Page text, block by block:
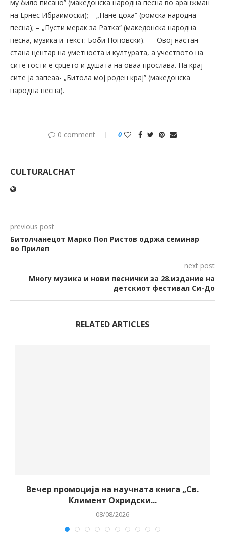
му било писано” (македонска народна песна во аранжман
на Ернес Ибраимоски); – „Нане цоха“ (ромска народна
песна); – „Пусти мерак за Ратка“ (македонска народна
песна, музика и текст: Боби Поповски).
Овој настан
стана центар на уметноста и културата, а учеството на
сите гости е срцето и душата на оваа прослава. На крај
сите ја запеаа- „Битола мој роден крај” (македонска
народна песна).
0 comment 0
CULTURALCHAT
previous post
Битолчанецот Марко Поп Ристов одржа семинар
во Прилеп
next post
Многу музика и нови песнички за 28.издание на
детскиот фестивал Си-До
RELATED ARTICLES
Вечер промоција на научната книга „Св.
Климент Охридски...
08/08/2026